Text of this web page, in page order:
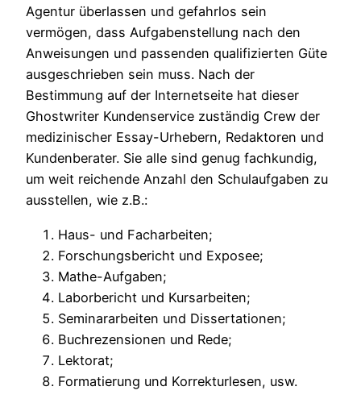
Agentur überlassen und gefahrlos sein
vermögen, dass Aufgabenstellung nach den
Anweisungen und passenden qualifizierten Güte
ausgeschrieben sein muss. Nach der
Bestimmung auf der Internetseite hat dieser
Ghostwriter Kundenservice zuständig Crew der
medizinischer Essay-Urhebern, Redaktoren und
Kundenberater. Sie alle sind genug fachkundig,
um weit reichende Anzahl den Schulaufgaben zu
ausstellen, wie z.B.:
Haus- und Facharbeiten;
Forschungsbericht und Exposee;
Mathe-Aufgaben;
Laborbericht und Kursarbeiten;
Seminararbeiten und Dissertationen;
Buchrezensionen und Rede;
Lektorat;
Formatierung und Korrekturlesen, usw.